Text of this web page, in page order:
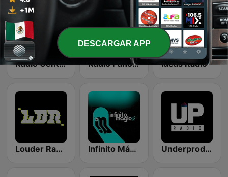
Radio Centinela Mexico Radio Panorámica Ideas Radio
Louder Radio Infinito Mágico Underprod Radio
DESCARGAR APP